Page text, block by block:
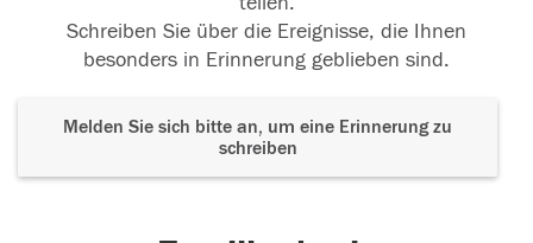
Schreiben Sie über die Ereignisse, die Ihnen
besonders in Erinnerung geblieben sind.
Melden Sie sich bitte an, um eine Erinnerung zu
schreiben